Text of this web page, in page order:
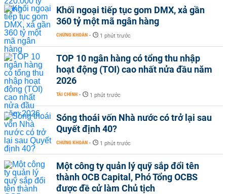
Khối ngoại tiếp tục gom DMX, xả gần
360 tỷ một mã ngân hàng
CHỨNG KHOÁN - 1 phút trước
TOP 10 ngân hàng có tổng thu nhập
hoạt động (TOI) cao nhất nửa đầu năm
2026
TÀI CHÍNH - 1 phút trước
Sóng thoái vốn Nhà nước có trở lại sau
Quyết định 40?
CHỨNG KHOÁN - 1 phút trước
Một công ty quản lý quỹ sắp đổi tên
thành OCB Capital, Phó Tổng OCBS
được đề cử làm Chủ tịch